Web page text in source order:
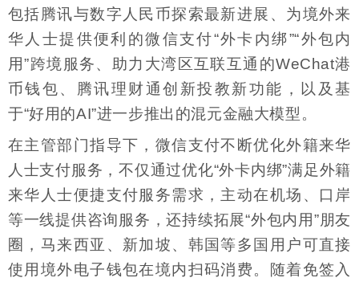
包括腾讯与数字人民币探索最新进展、为境外来
华人士提供便利的微信支付“外卡内绑”“外包内
用”跨境服务、助力大湾区互联互通的WeChat港
币钱包、腾讯理财通创新投教新功能，以及基
于“好用的AI”进一步推出的混元金融大模型。
在主管部门指导下，微信支付不断优化外籍来华
人士支付服务，不仅通过优化“外卡内绑”满足外籍
来华人士便捷支付服务需求，主动在机场、口岸
等一线提供咨询服务，还持续拓展“外包内用”朋友
圈，马来西亚、新加坡、韩国等多国用户可直接
使用境外电子钱包在境内扫码消费。随着免签入